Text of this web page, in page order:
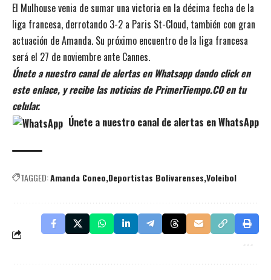
El Mulhouse venia de sumar una victoria en la décima fecha de la
liga francesa, derrotando 3-2 a Paris St-Cloud, también con gran
actuación de Amanda. Su próximo encuentro de la liga francesa
será el 27 de noviembre ante Cannes.
Únete a nuestro canal de alertas en Whatsapp dando click en
este enlace, y recibe las noticias de PrimerTiempo.CO en tu
celular.
Únete a nuestro canal de alertas en WhatsApp
TAGGED:Amanda Coneo Deportistas Bolivarenses Voleibol